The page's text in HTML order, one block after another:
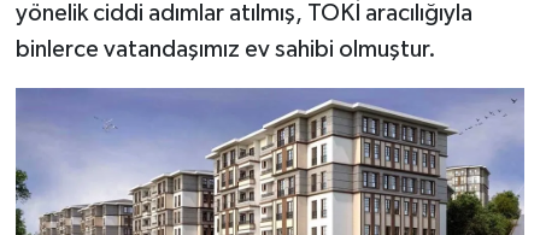
yönelik ciddi adımlar atılmış, TOKİ aracılığıyla
binlerce vatandaşımız ev sahibi olmuştur.